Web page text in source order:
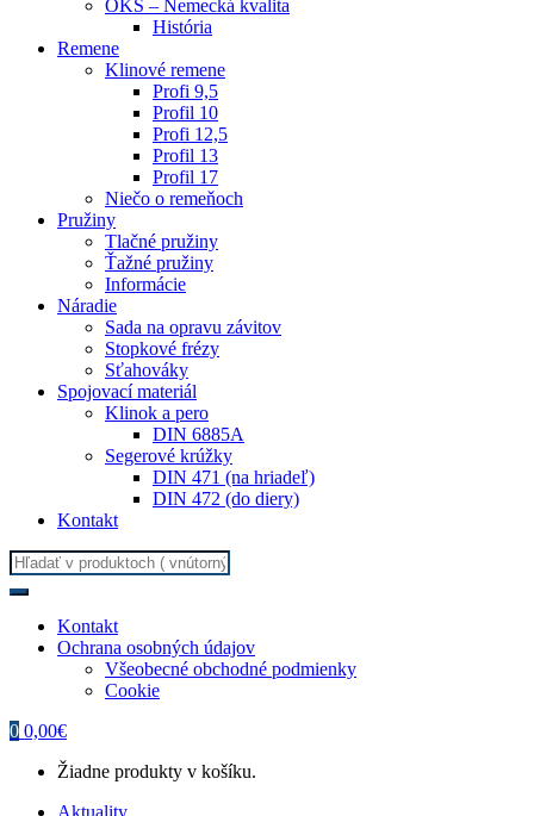
OKS – Nemecká kvalita
História
Remene
Klinové remene
Profi 9,5
Profil 10
Profi 12,5
Profil 13
Profil 17
Niečo o remeňoch
Pružiny
Tlačné pružiny
Ťažné pružiny
Informácie
Náradie
Sada na opravu závitov
Stopkové frézy
Sťahováky
Spojovací materiál
Klinok a pero
DIN 6885A
Segerové krúžky
DIN 471 (na hriadeľ)
DIN 472 (do diery)
Kontakt
Search
for:
Kontakt
Ochrana osobných údajov
Všeobecné obchodné podmienky
Cookie
0 0,00€
Žiadne produkty v košíku.
Aktuality